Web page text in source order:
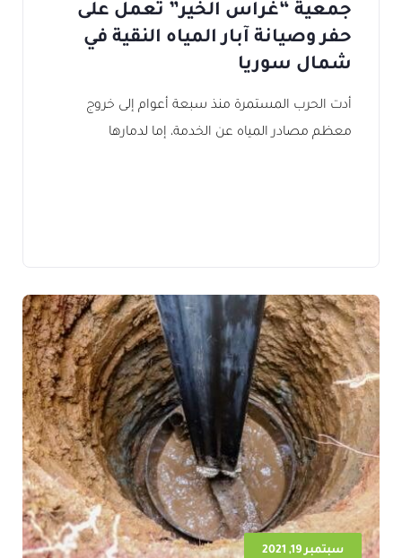
جمعية “غراس الخير” تعمل على
حفر وصيانة آبار المياه النقية في
شمال سوريا
أدت الحرب المستمرة منذ سبعة أعوام إلى خروج
معظم مصادر المياه عن الخدمة، إما لدمارها
سبتمبر 19, 2021